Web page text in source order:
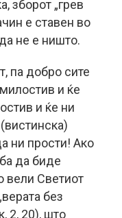
зборот „грев
е ставен во
не е ништо.
па добро сите
и ќе
и ќе ни
ни прости! Ако
да биде
вели Светиот
без
2, 20), што